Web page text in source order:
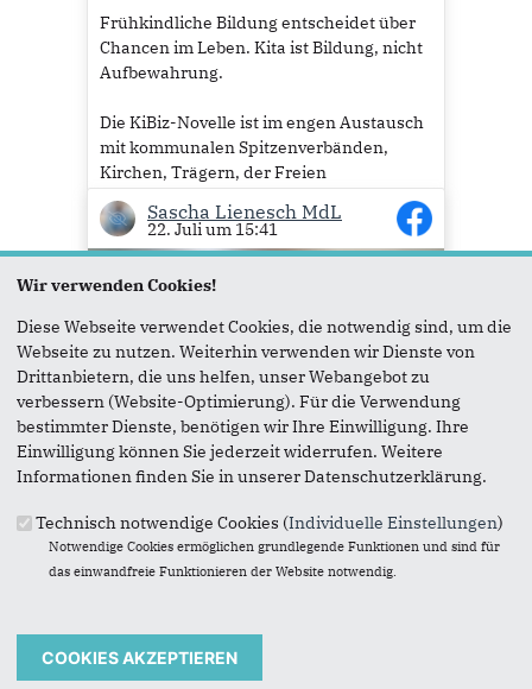
Frühkindliche Bildung entscheidet über
Chancen im Leben. Kita ist Bildung, nicht
Aufbewahrung.
Die KiBiz-Novelle ist im engen Austausch
mit kommunalen Spitzenverbänden,
Kirchen, Trägern, der Freien
Wohlfahrtspflege und vielen Menschen
aus der Kita-Praxis entstanden. Wir
haben zugehört, Kritik ernstgenommen...
Sascha Lienesch MdL
22. Juli um 15:41
Heute hat NRW-Kommunalministerin Ina
Städtebauförderprogramms 2026
vorgestellt. Ich freue mich sehr, dass die
Kreisstadt Siegburg im Rahmen dieses
4,365 Millionen Euro erhält. Grundlage
hierfür ist ein entsprechender...
Mehr lesen
20. Juli um 18:34
Wir verwenden Cookies!
Diese Webseite verwendet Cookies, die notwendig sind, um die
Webseite zu nutzen. Weiterhin verwenden wir Dienste von
Drittanbietern, die uns helfen, unser Webangebot zu
verbessern (Website-Optimierung). Für die Verwendung
bestimmter Dienste, benötigen wir Ihre Einwilligung. Ihre
Einwilligung können Sie jederzeit widerrufen. Weitere
Informationen finden Sie in unserer Datenschutzerklärung.
Technisch notwendige Cookies (Individuelle Einstellungen)
Notwendige Cookies ermöglichen grundlegende Funktionen und sind für
das einwandfreie Funktionieren der Website notwendig.